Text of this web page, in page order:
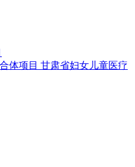
甘肃省妇女儿童医疗